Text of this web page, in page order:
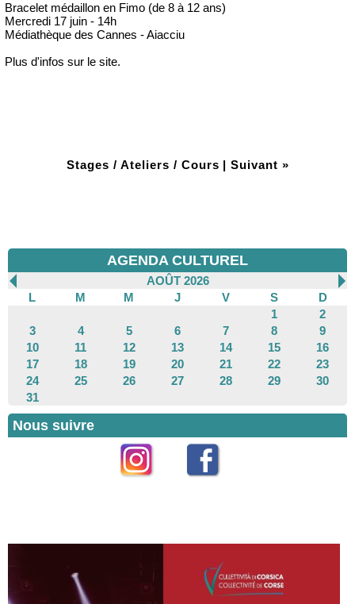
Bracelet médaillon en Fimo (de 8 à 12 ans)
Mercredi 17 juin - 14h
Médiathèque des Cannes - Aiacciu
Plus d'infos sur le site.
Stages / Ateliers / Cours | Suivant »
AGENDA CULTUREL
AOÛT 2026
L
M M J V S
D
1
2
3
4 5 6 7 8
9
10
11 12 13 14 15
16
17
18 19 20 21 22
23
24
25 26 27 28 29
30
31
Nous suivre